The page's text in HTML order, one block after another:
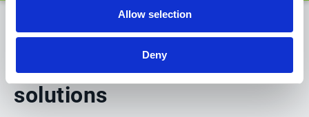
Allow selection
Deny
Les bénéfices de nos
solutions